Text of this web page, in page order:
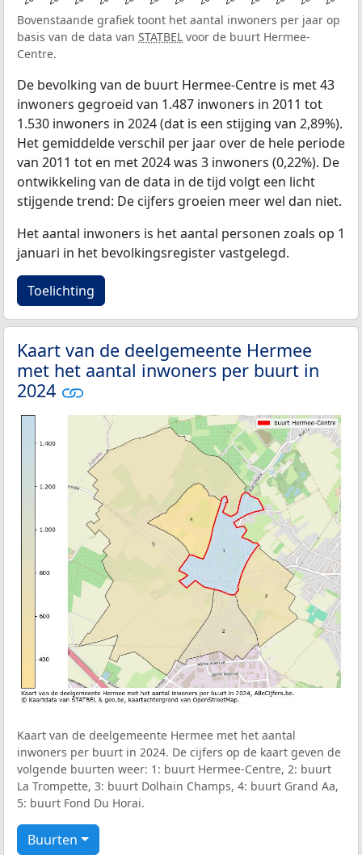
Bovenstaande grafiek toont het aantal inwoners per jaar op
basis van de data van STATBEL voor de buurt Hermee-
Centre.
De bevolking van de buurt Hermee-Centre is met 43
inwoners gegroeid van 1.487 inwoners in 2011 tot
1.530 inwoners in 2024 (dat is een stijging van 2,89%).
Het gemiddelde verschil per jaar over de hele periode
van 2011 tot en met 2024 was 3 inwoners (0,22%). De
ontwikkeling van de data in de tijd volgt een licht
stijgende trend: De cijfers groeien meer wel dan niet.
Het aantal inwoners is het aantal personen zoals op 1
januari in het bevolkingsregister vastgelegd.
Toelichting
Kaart van de deelgemeente Hermee
met het aantal inwoners per buurt in
2024
Kaart van de deelgemeente Hermee met het aantal
inwoners per buurt in 2024. De cijfers op de kaart geven de
volgende buurten weer: 1: buurt Hermee-Centre, 2: buurt
La Trompette, 3: buurt Dolhain Champs, 4: buurt Grand Aa,
5: buurt Fond Du Horai.
Buurten